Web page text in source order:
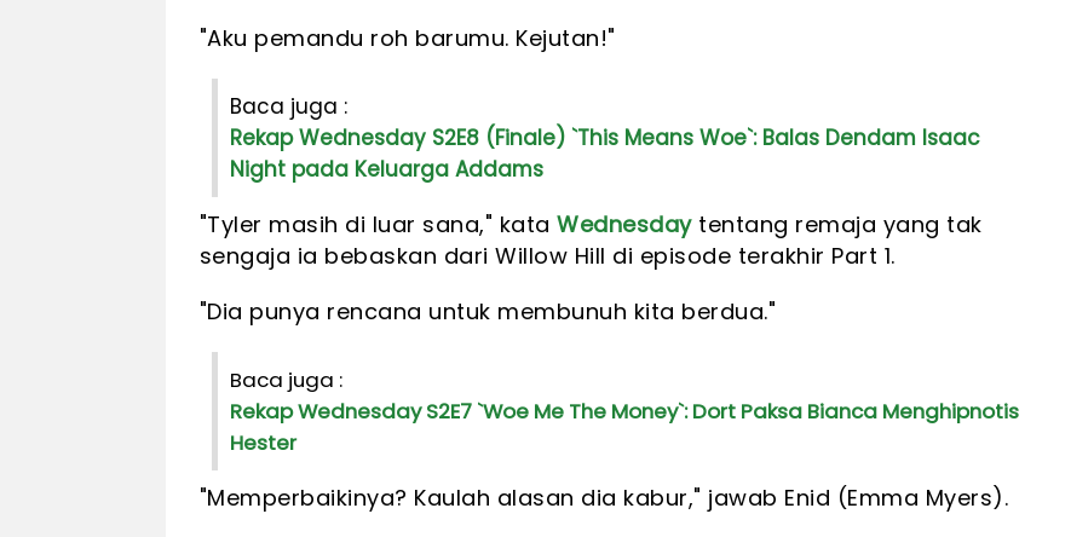
"Aku pemandu roh barumu. Kejutan!"
Baca juga :
Rekap Wednesday S2E8 (Finale) `This Means Woe`: Balas Dendam Isaac
Night pada Keluarga Addams
"Tyler masih di luar sana," kata Wednesdaytentang remaja yang tak
sengaja ia bebaskan dari Willow Hill di episode terakhir Part 1.
"Dia punya rencana untuk membunuh kita berdua."
Baca juga :
Rekap Wednesday S2E7 `Woe Me The Money`: Dort Paksa Bianca Menghipnotis
Hester
"Memperbaikinya? Kaulah alasan dia kabur," jawab Enid (Emma Myers).